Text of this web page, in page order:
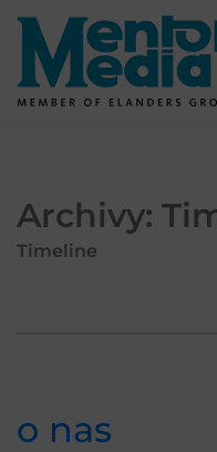
Skip
content
Archivy:
Timeline
o nas